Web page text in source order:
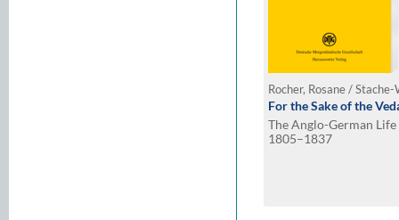
Rocher, Rosane /
For the Sake of the
The Anglo-German
1805–1837